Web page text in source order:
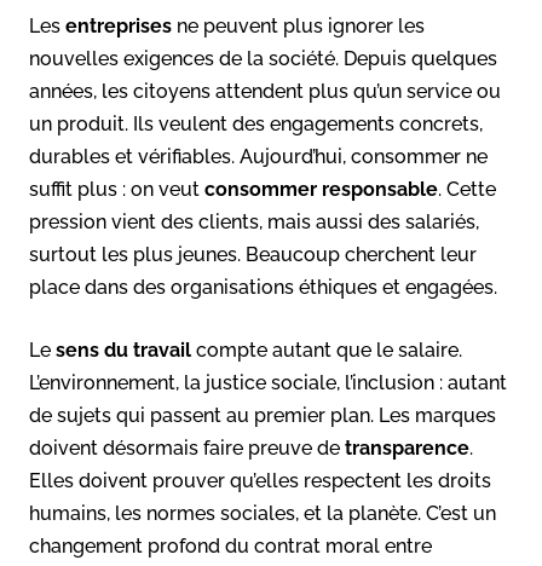
Les entreprises ne peuvent plus ignorer les
nouvelles exigences de la société. Depuis quelques
années, les citoyens attendent plus qu’un service ou
un produit. Ils veulent des engagements concrets,
durables et vérifiables. Aujourd’hui, consommer ne
suffit plus : on veut consommer responsable. Cette
pression vient des clients, mais aussi des salariés,
surtout les plus jeunes. Beaucoup cherchent leur
place dans des organisations éthiques et engagées.
Le sens du travail compte autant que le salaire.
L’environnement, la justice sociale, l’inclusion : autant
de sujets qui passent au premier plan. Les marques
doivent désormais faire preuve de transparence.
Elles doivent prouver qu’elles respectent les droits
humains, les normes sociales, et la planète. C’est un
changement profond du contrat moral entre